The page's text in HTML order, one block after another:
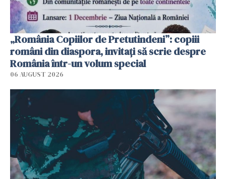
„România Copiilor de Pretutindeni”: copiii
români din diaspora, invitați să scrie despre
România într-un volum special
06 AUGUST 2026